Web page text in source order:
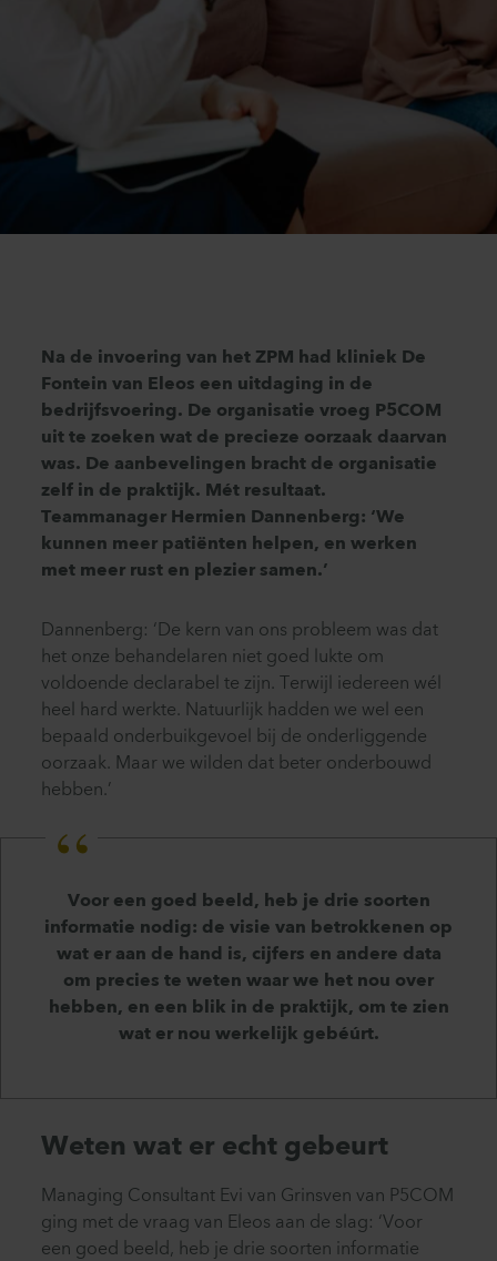
Na de invoering van het ZPM had kliniek De
Fontein van Eleos een uitdaging in de
bedrijfsvoering. De organisatie vroeg P5COM
uit te zoeken wat de precieze oorzaak daarvan
was. De aanbevelingen bracht de organisatie
zelf in de praktijk. Mét resultaat.
Teammanager Hermien Dannenberg: ‘We
kunnen meer patiënten helpen, en werken
met meer rust en plezier samen.’
Dannenberg: ‘De kern van ons probleem was dat
het onze behandelaren niet goed lukte om
voldoende declarabel te zijn. Terwijl iedereen wél
heel hard werkte. Natuurlijk hadden we wel een
bepaald onderbuikgevoel bij de onderliggende
oorzaak. Maar we wilden dat beter onderbouwd
hebben.’
Voor een goed beeld, heb je drie soorten
informatie nodig: de visie van betrokkenen op
wat er aan de hand is, cijfers en andere data
om precies te weten waar we het nou over
hebben, en een blik in de praktijk, om te zien
wat er nou werkelijk gebéúrt.
Weten wat er echt gebeurt
Managing Consultant Evi van Grinsven van P5COM
ging met de vraag van Eleos aan de slag: ‘Voor
een goed beeld, heb je drie soorten informatie